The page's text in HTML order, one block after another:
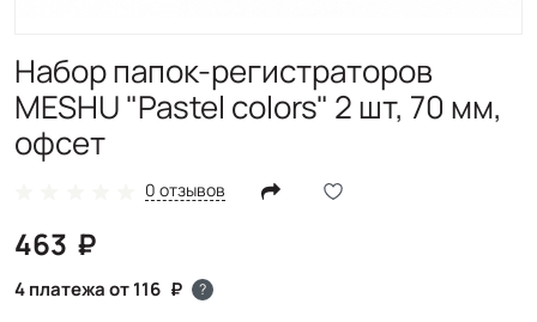
Набор папок-регистраторов
MESHU "Pastel colors" 2 шт, 70 мм,
офсет
0 отзывов
463
4 платежа от 116 ?